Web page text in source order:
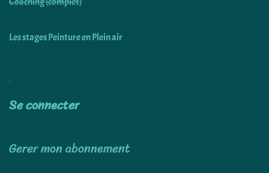
Les stages Peinture en Plein air
Se connecter
Gerer mon abonnement